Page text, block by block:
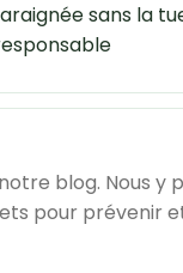
sans la
pour gérer les
blog. Nous y
pour prévenir